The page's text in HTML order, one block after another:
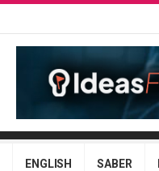
ENGLISH SABER